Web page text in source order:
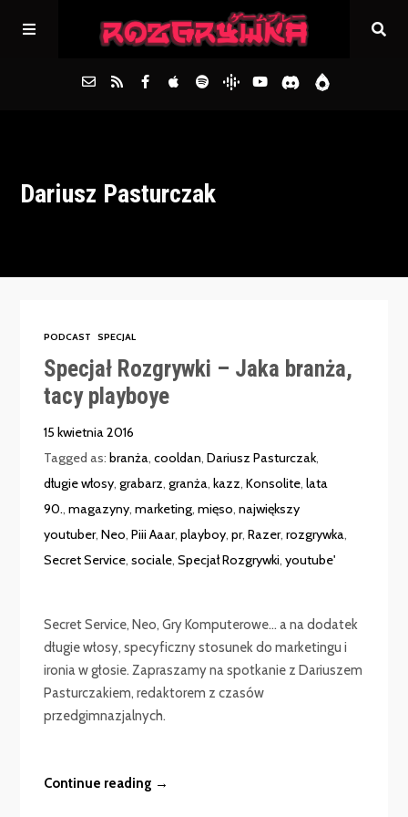
Archiwum
Dariusz Pasturczak
PODCAST SPECJAL
Specjał Rozgrywki – Jaka branża,
tacy playboye
15 kwietnia 2016
Tagged as:branża,cooldan,Dariusz Pasturczak,
długie włosy,grabarz,granża,kazz,Konsolite,lata
90.,magazyny,marketing,mięso,największy
youtuber,Neo,Piii Aaar,playboy,pr,Razer,rozgrywka,
Secret Service,sociale,Specjał Rozgrywki,youtube'
Secret Service, Neo, Gry Komputerowe… a na dodatek
długie włosy, specyficzny stosunek do marketingu i
ironia w głosie. Zapraszamy na spotkanie z Dariuszem
Pasturczakiem, redaktorem z czasów
przedgimnazjalnych.
Continue reading →